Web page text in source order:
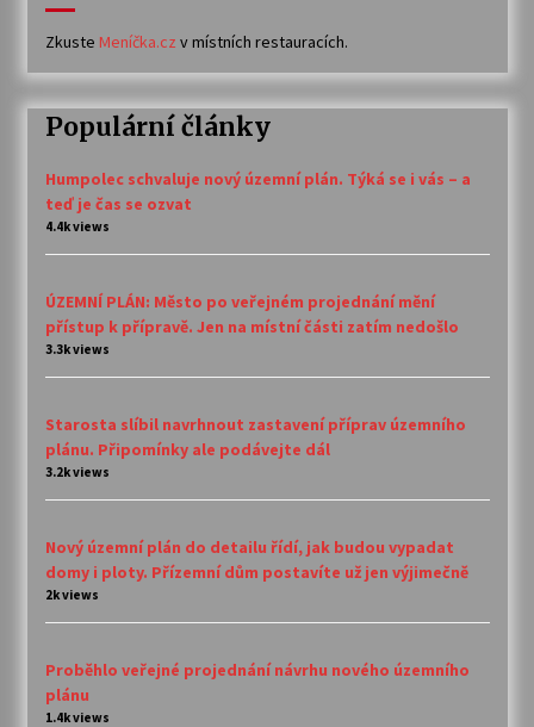
Zkuste Meníčka.cz v místních restauracích.
Populární články
Humpolec schvaluje nový územní plán. Týká se i vás – a
teď je čas se ozvat
4.4k views
ÚZEMNÍ PLÁN: Město po veřejném projednání mění
přístup k přípravě. Jen na místní části zatím nedošlo
3.3k views
Starosta slíbil navrhnout zastavení příprav územního
plánu. Připomínky ale podávejte dál
3.2k views
Nový územní plán do detailu řídí, jak budou vypadat
domy i ploty. Přízemní dům postavíte už jen výjimečně
2k views
Proběhlo veřejné projednání návrhu nového územního
plánu
1.4k views